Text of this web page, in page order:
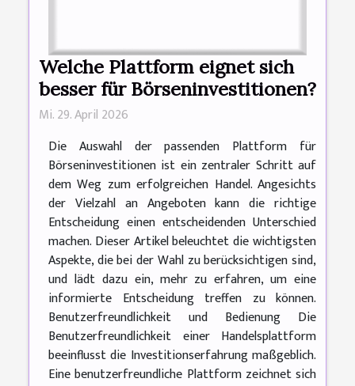
Welche Plattform eignet sich
besser für Börseninvestitionen?
Mi. 29. April 2026
Die Auswahl der passenden Plattform für
Börseninvestitionen ist ein zentraler Schritt auf
dem Weg zum erfolgreichen Handel. Angesichts
der Vielzahl an Angeboten kann die richtige
Entscheidung einen entscheidenden Unterschied
machen. Dieser Artikel beleuchtet die wichtigsten
Aspekte, die bei der Wahl zu berücksichtigen sind,
und lädt dazu ein, mehr zu erfahren, um eine
informierte Entscheidung treffen zu können.
Benutzerfreundlichkeit und Bedienung Die
Benutzerfreundlichkeit einer Handelsplattform
beeinflusst die Investitionserfahrung maßgeblich.
Eine benutzerfreundliche Plattform zeichnet sich